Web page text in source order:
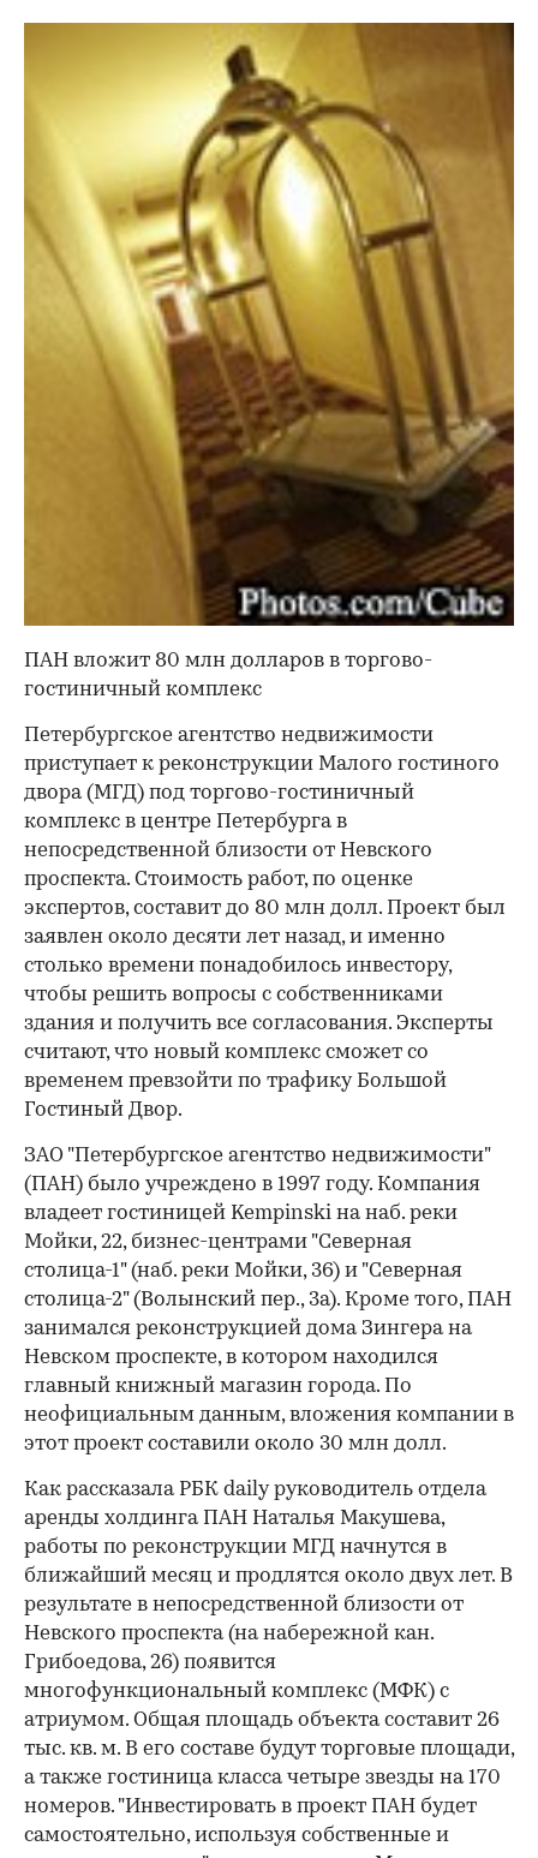
ПАН вложит 80 млн долларов в торгово-
гостиничный комплекс
Петербургское агентство недвижимости
приступает к реконструкции Малого гостиного
двора (МГД) под торгово-гостиничный
комплекс в центре Петербурга в
непосредственной близости от Невского
проспекта. Стоимость работ, по оценке
экспертов, составит до 80 млн долл. Проект был
заявлен около десяти лет назад, и именно
столько времени понадобилось инвестору,
чтобы решить вопросы с собственниками
здания и получить все согласования. Эксперты
считают, что новый комплекс сможет со
временем превзойти по трафику Большой
Гостиный Двор.
ЗАО "Петербургское агентство недвижимости"
(ПАН) было учреждено в 1997 году. Компания
владеет гостиницей Kempinski на наб. реки
Мойки, 22, бизнес-центрами "Северная
столица-1" (наб. реки Мойки, 36) и "Северная
столица-2" (Волынский пер., 3а). Кроме того, ПАН
занимался реконструкцией дома Зингера на
Невском проспекте, в котором находился
главный книжный магазин города. По
неофициальным данным, вложения компании в
этот проект составили около 30 млн долл.
Как рассказала РБК daily руководитель отдела
аренды холдинга ПАН Наталья Макушева,
работы по реконструкции МГД начнутся в
ближайший месяц и продлятся около двух лет. В
результате в непосредственной близости от
Невского проспекта (на набережной кан.
Грибоедова, 26) появится
многофункциональный комплекс (МФК) с
атриумом. Общая площадь объекта составит 26
тыс. кв. м. В его составе будут торговые площади,
а также гостиница класса четыре звезды на 170
номеров. "Инвестировать в проект ПАН будет
самостоятельно, используя собственные и